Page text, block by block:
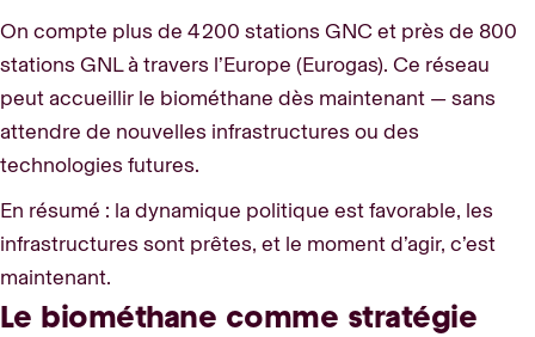
On compte plus de 4 200 stations GNC et près de 800
stations GNL à travers l’Europe (Eurogas). Ce réseau
peut accueillir le biométhane dès maintenant — sans
attendre de nouvelles infrastructures ou des
technologies futures.
En résumé : la dynamique politique est favorable, les
infrastructures sont prêtes, et le moment d’agir, c’est
maintenant.
Le biométhane comme stratégie